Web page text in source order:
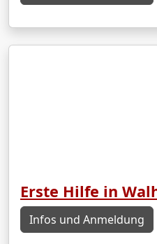
Erste Hilfe in
Infos und Anmeldung